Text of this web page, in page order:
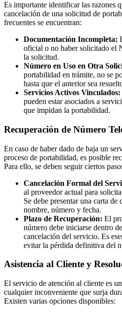
Es importante identificar las razones
cancelación de una solicitud de
frecuentes se encuentran:
Documentación Incompleta:
oficial o no haber solicitado el
la solicitud.
Número en Uso en Otra
portabilidad en trámite, no se
hasta que el anterior sea
Servicios Activos Vinculados:
pueden estar asociados a
que impidan la portabilidad.
Recuperación de Número
En caso de haber dado de baja un
proceso de portabilidad, es posible
Para ello, se deben seguir ciertos
Cancelación Formal del
al proveedor actual para
Se debe presentar una carta
nombre, número y fecha.
Plazo de Recuperación: El
número debe iniciarse dentro
cancelación del servicio. Es
evitar la pérdida definitiva del
Asistencia al Cliente y
El servicio de atención al cliente es
cualquier inconveniente que surja
Existen varias opciones disponibles: